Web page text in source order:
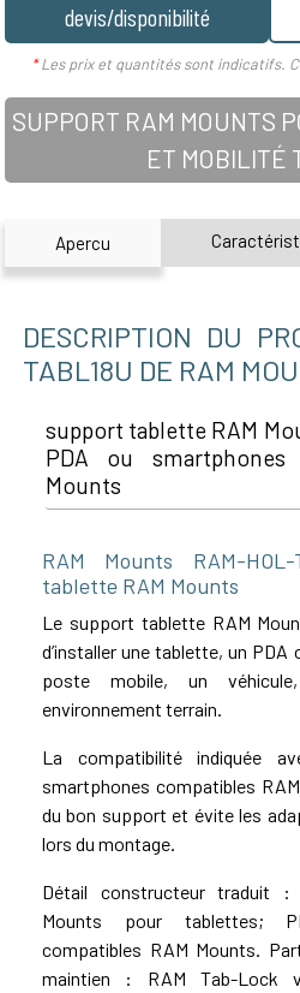
devis/disponibilité
*Les prix et quantités sont indicatifs.
SUPPORT RAM MOUNTS
ET MOBILITÉ
Apercu
DESCRIPTION DU
TABL18U DE RAM
support tablette RAM
PDA ou smartphones
Mounts
RAM Mounts RAM-
tablette RAM Mounts
Le support tablette RAM
d’installer une tablette, un
poste mobile, un
environnement terrain.
La compatibilité indiquée
smartphones compatibles
du bon support et évite les
lors du montage.
Détail constructeur traduit
Mounts pour tablettes;
compatibles RAM Mounts.
maintien : RAM Tab-Lock